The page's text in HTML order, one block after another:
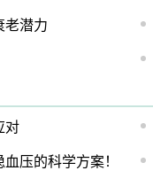
老潜力
对
压的科学方案！